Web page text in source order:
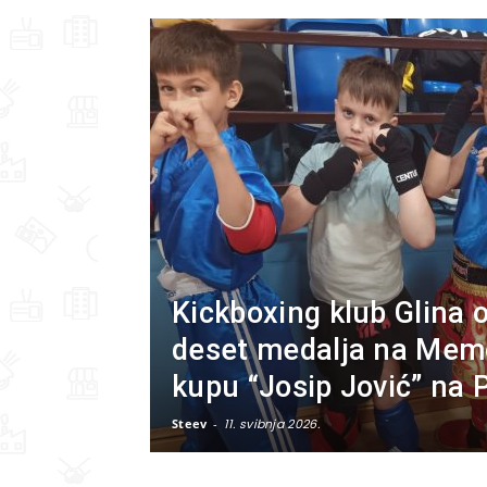
Kickboxing klub Glina
deset medalja na
kupu “Josip Jović” na
Steev - 11. svibnja 2026.